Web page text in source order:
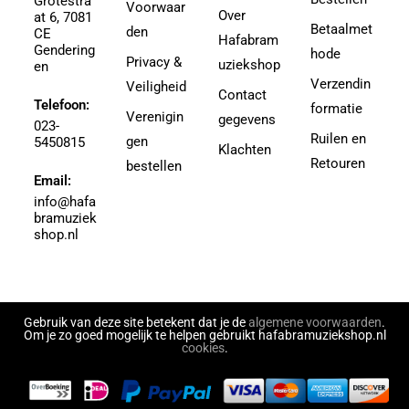
Agricole-Genin, Paul
Aguilar, Walter Leon
Aguilera, Christina
Ahbez, Eden
Ahle, Johann R.
Ahronheim, Albert
Airto Moreira Ramon Zenker
Aitken
Aitken, Robert
Al Hirt
Al-Odeh, Simon
Alain Silvestri
3-4
3.5
30
3e divisie
4
4,5
4,5 (3e divisie)
4.5
6
7
43497
43526
at 6, 7081
CE
Gendering
en
Telefoon:
023-
5450815
Email:
info@hafa
bramuziek
shop.nl
Voorwaar
den
Privacy &
Veiligheid
Verenigin
gen
bestellen
Over
Hafabram
uziekshop
Contact
gegevens
Klachten
Betaalmet
hode
Verzendin
formatie
Ruilen en
Retouren
Gebruik van deze site betekent dat je dealgemene voorwaarden.
Om je zo goed mogelijk te helpen gebruikt hafabramuziekshop.nl
cookies.